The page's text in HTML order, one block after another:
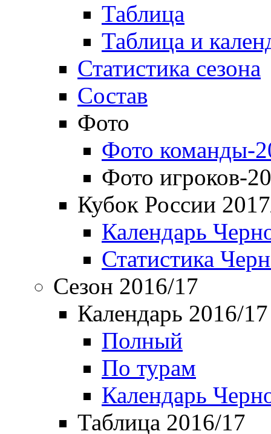
Таблица
Таблица и
Статистика сезона
Состав
Фото
Фото команды-
Фото игроков-
Кубок России
Календарь
Статистика
Сезон 2016/17
Календарь 2016/17
Полный
По турам
Календарь
Таблица 2016/17